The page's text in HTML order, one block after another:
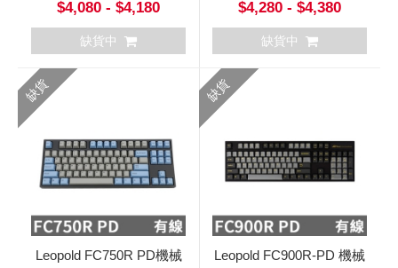
$4,080 - $4,180
缺貨中
$4,280 - $4,380
缺貨中
缺貨
Leopold FC750R PD機械
缺貨
Leopold FC900R-PD 機械